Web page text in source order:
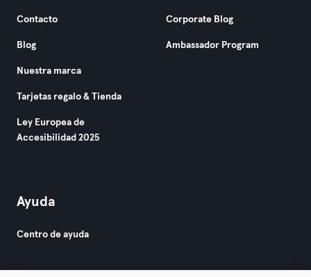
Contacto
Blog
Nuestra marca
Tarjetas regalo & Tienda
Ley Europea de
Accesibilidad 2025
Corporate Blog
Ambassador Program
Ayuda
Centro de ayuda